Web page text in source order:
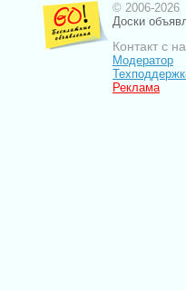
© 2006-2026
Доски
Контакт с
Модератор
Реклама